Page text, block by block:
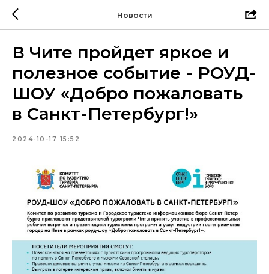
Новости
В Чите пройдет яркое и
полезное событие - РОУД-
ШОУ «Добро пожаловать
в Санкт-Петербург!»
2024-10-17 15:52